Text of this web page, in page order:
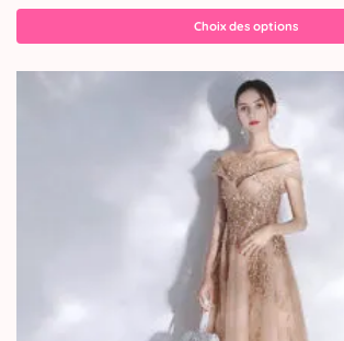
Choix des options